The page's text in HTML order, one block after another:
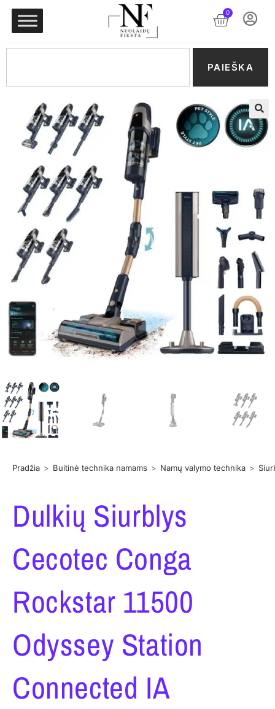
0
PAIEŠKA
Pradžia > Buitinė technika namams > Namų valymo technika >
Dulkių Siurblys
Cecotec Conga
Rockstar 11500
Odyssey Station
Connected IA